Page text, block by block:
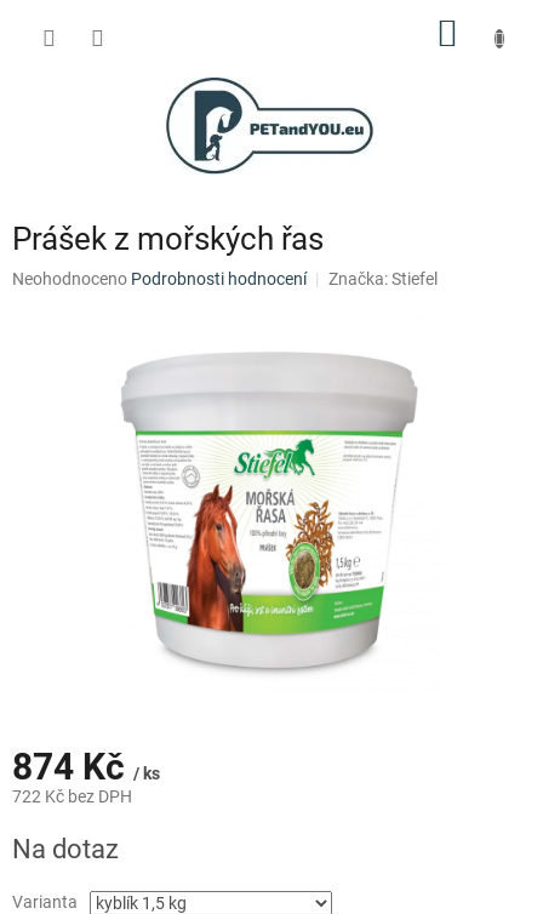
Prášek z mořských řas
Průměrné
Neohodnoceno Podrobnosti hodnocení Značka:Stiefel
874 Kč / ks
722 Kč bez DPH
cena:
Na dotaz
Varianta